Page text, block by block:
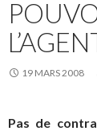
19 MARS 2008
Pas de